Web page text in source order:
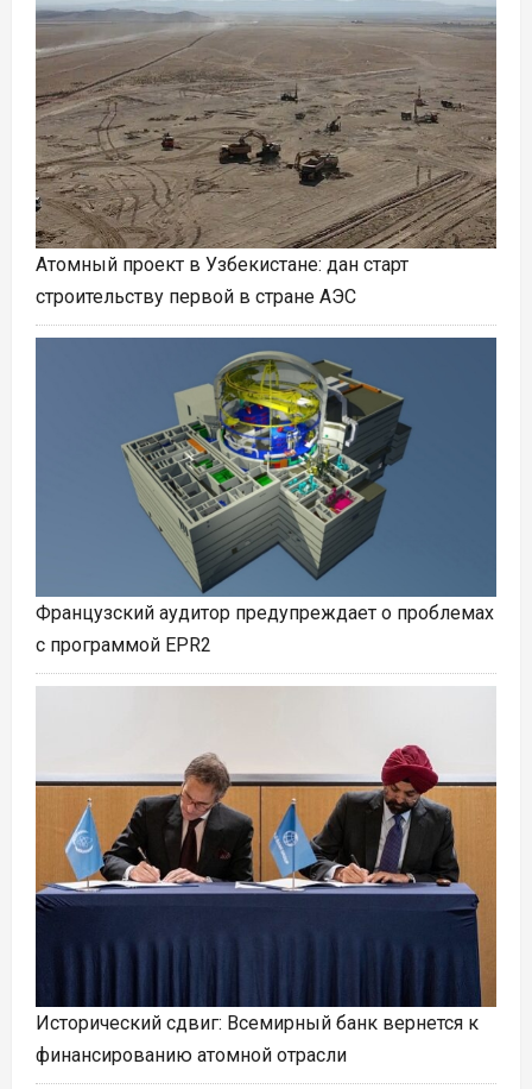
Атомный проект в Узбекистане: дан старт
строительству первой в стране АЭС
Французский аудитор предупреждает о проблемах
с программой EPR2
Исторический сдвиг: Всемирный банк вернется к
финансированию атомной отрасли